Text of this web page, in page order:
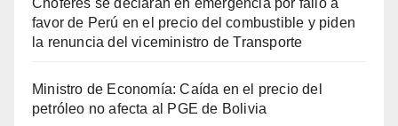
Chóferes se declaran en emergencia por fallo a
favor de Perú en el precio del combustible y piden
la renuncia del viceministro de Transporte
Ministro de Economía: Caída en el precio del
petróleo no afecta al PGE de Bolivia